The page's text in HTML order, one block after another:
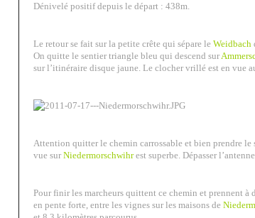
Dénivelé positif depuis le départ : 438m.
Le retour se fait sur la petite crête qui sépare le Weidbach
On quitte le sentier triangle bleu qui descend sur
sur l’itinéraire disque jaune. Le clocher vrillé est en vue
Attention quitter le chemin carrossable et bien prendre
vue sur Niedermorschwihrest superbe. Dépasser
Pour finir les marcheurs quittent ce chemin et prennent
en pente forte, entre les vignes sur les maisons de